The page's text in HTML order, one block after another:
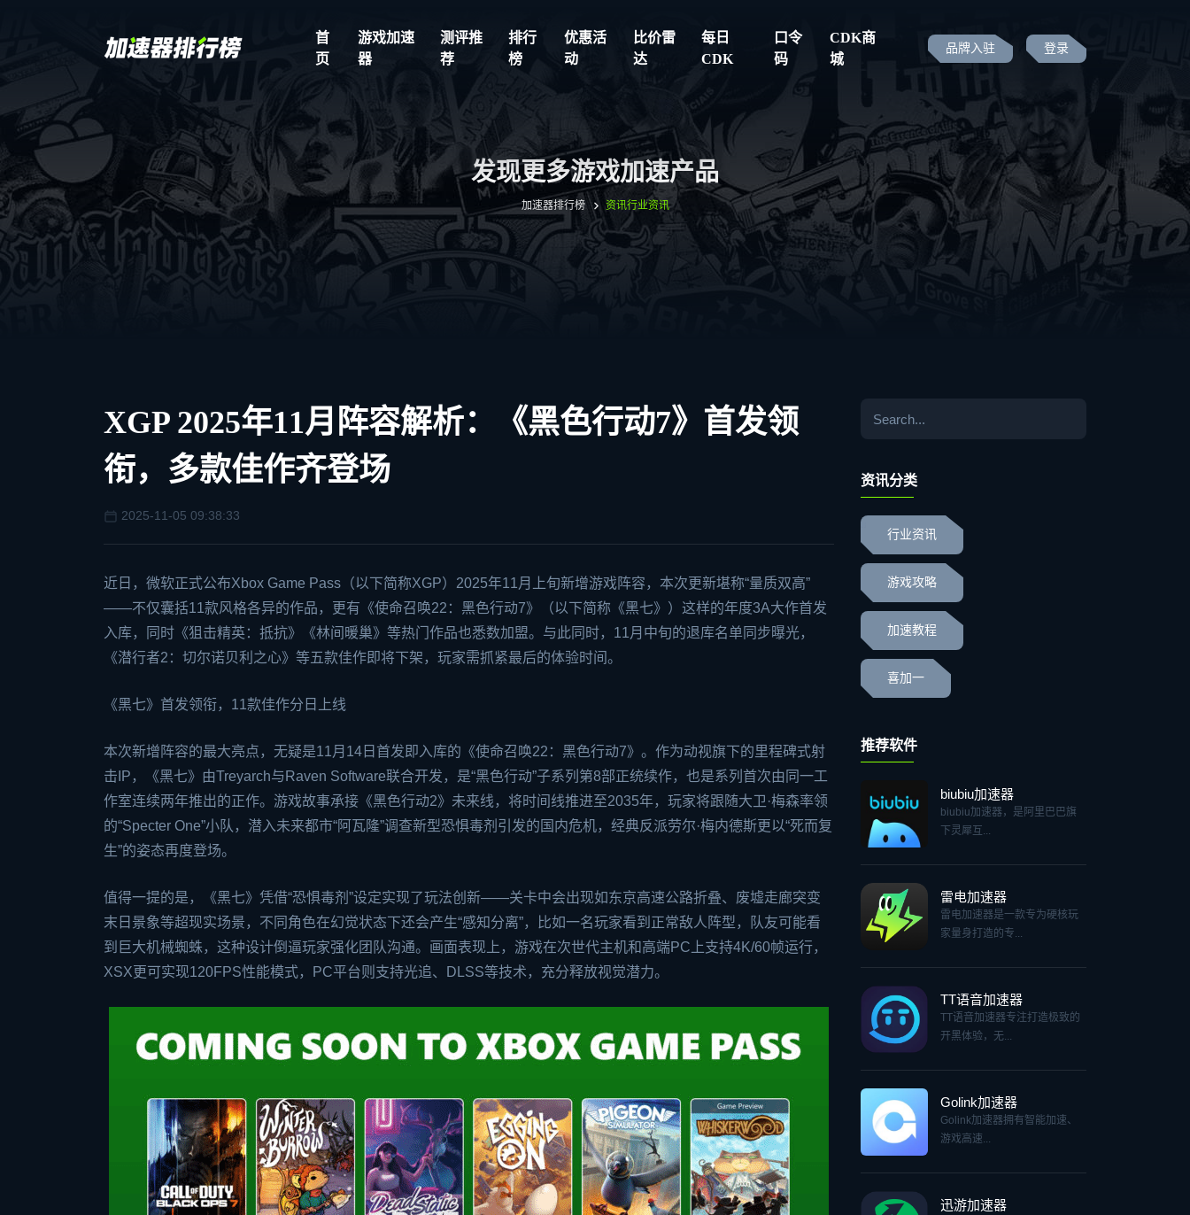
首
页
游戏加速
器
测评推
荐
排行
榜
优惠活
动
比价雷
达
每日
CDK
口令
码
CDK商
城
品牌入驻 登录
发现更多游戏加速产品
加速器排行榜 资讯行业资讯
XGP 2025年11月阵容解析：《黑色行动7》首发领
衔，多款佳作齐登场
2025-11-05 09:38:33
近日，微软正式公布Xbox Game Pass（以下简称XGP）2025年11月上旬新增游戏阵容，本次更新堪称“量质双高”
——不仅囊括11款风格各异的作品，更有《使命召唤22：黑色行动7》（以下简称《黑七》）这样的年度3A大作首发
入库，同时《狙击精英：抵抗》《林间暖巢》等热门作品也悉数加盟。与此同时，11月中旬的退库名单同步曝光，
《潜行者2：切尔诺贝利之心》等五款佳作即将下架，玩家需抓紧最后的体验时间。
《黑七》首发领衔，11款佳作分日上线
本次新增阵容的最大亮点，无疑是11月14日首发即入库的《使命召唤22：黑色行动7》。作为动视旗下的里程碑式射
击IP，《黑七》由Treyarch与Raven Software联合开发，是“黑色行动”子系列第8部正统续作，也是系列首次由同一工
作室连续两年推出的正作。游戏故事承接《黑色行动2》未来线，将时间线推进至2035年，玩家将跟随大卫·梅森率领
的“Specter One”小队，潜入未来都市“阿瓦隆”调查新型恐惧毒剂引发的国内危机，经典反派劳尔·梅内德斯更以“死而复
生”的姿态再度登场。
值得一提的是，《黑七》凭借“恐惧毒剂”设定实现了玩法创新——关卡中会出现如东京高速公路折叠、废墟走廊突变
末日景象等超现实场景，不同角色在幻觉状态下还会产生“感知分离”，比如一名玩家看到正常敌人阵型，队友可能看
到巨大机械蜘蛛，这种设计倒逼玩家强化团队沟通。画面表现上，游戏在次世代主机和高端PC上支持4K/60帧运行，
XSX更可实现120FPS性能模式，PC平台则支持光追、DLSS等技术，充分释放视觉潜力。
资讯分类
行业资讯
游戏攻略
加速教程
喜加一
推荐软件
biubiu加速器
biubiu加速器，是阿里巴巴旗
下灵犀互...
雷电加速器
雷电加速器是一款专为硬核玩
家量身打造的专...
TT语音加速器
TT语音加速器专注打造极致的
开黑体验，无...
Golink加速器
Golink加速器拥有智能加速、
游戏高速...
迅游加速器